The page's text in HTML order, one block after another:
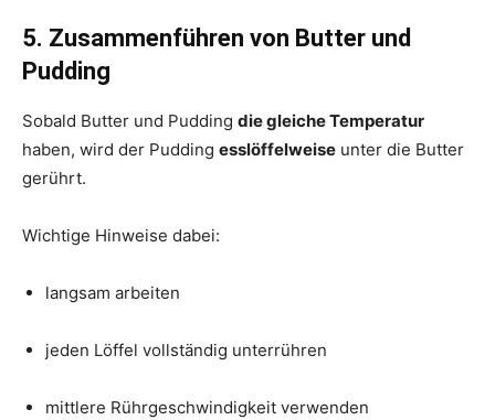
5. Zusammenführen von Butter und
Pudding
Sobald Butter und Pudding die gleiche Temperatur
haben, wird der Pudding esslöffelweise unter die Butter
gerührt.
Wichtige Hinweise dabei:
langsam arbeiten
jeden Löffel vollständig unterrühren
mittlere Rührgeschwindigkeit verwenden